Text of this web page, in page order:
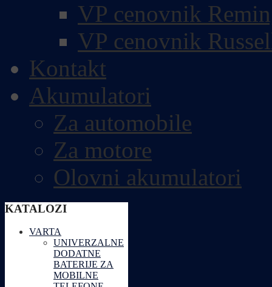
VP cenovnik
VP cenovnik
Kontakt
Akumulatori
Za automobile
Za motore
Olovni akumulatori
KATALOZI
VARTA
UNIVERZALNE
DODATNE
BATERIJE ZA
MOBILNE